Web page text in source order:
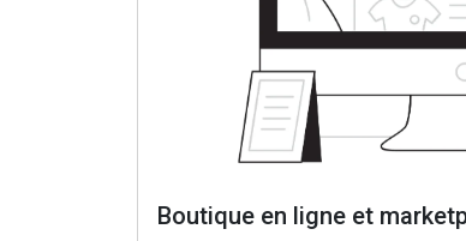
Boutique en ligne et